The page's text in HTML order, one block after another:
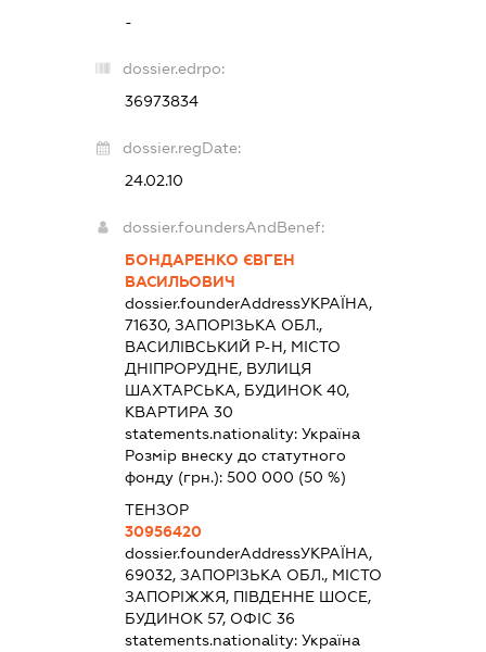
-
dossier.edrpo:
36973834
dossier.regDate:
24.02.10
dossier.foundersAndBenef:
БОНДАРЕНКО ЄВГЕН
ВАСИЛЬОВИЧ
dossier.founderAddressУКРАЇНА,
71630, ЗАПОРІЗЬКА ОБЛ.,
ВАСИЛІВСЬКИЙ Р-Н, МІСТО
ДНІПРОРУДНЕ, ВУЛИЦЯ
ШАХТАРСЬКА, БУДИНОК 40,
КВАРТИРА 30
statements.nationality:Україна
Розмір внеску до статутного
фонду (грн.):500 000 (50 %)
ТЕНЗОР
30956420
dossier.founderAddressУКРАЇНА,
69032, ЗАПОРІЗЬКА ОБЛ., МІСТО
ЗАПОРІЖЖЯ, ПІВДЕННЕ ШОСЕ,
БУДИНОК 57, ОФІС 36
statements.nationality:Україна